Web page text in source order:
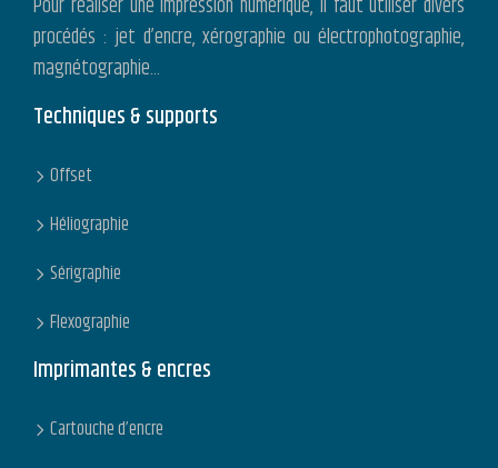
Pour réaliser une impression numérique, il faut utiliser divers
procédés : jet d’encre, xérographie ou électrophotographie,
magnétographie…
Techniques & supports
Offset
Héliographie
Sérigraphie
Flexographie
Imprimantes & encres
Cartouche d’encre